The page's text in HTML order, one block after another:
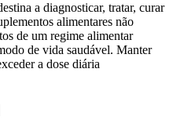
a diagnosticar, tratar, curar
alimentares não
de um regime alimentar
de vida saudável. Manter
a dose diária